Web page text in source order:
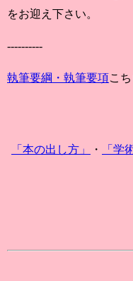
をお迎え下さい。
----------
執筆要綱・執筆要項こ
「本の出し方」 ・ 「学